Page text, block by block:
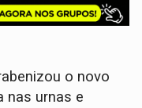
o novo
nas urnas e